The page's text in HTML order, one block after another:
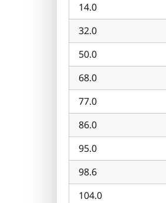
14.0
32.0
50.0
68.0
77.0
86.0
95.0
98.6
104.0